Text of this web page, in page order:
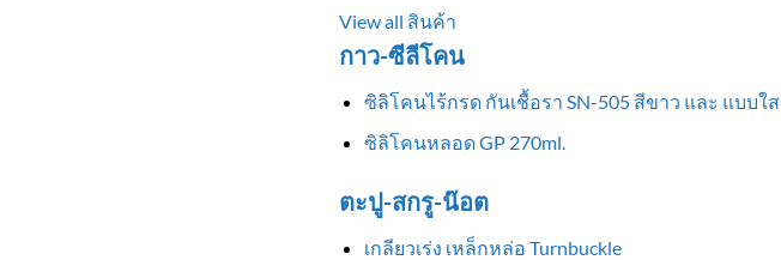
View all สินค้า
กาว-ซีลีโคน
ซิลิโคนไร้กรด กันเชื้อรา SN-505 สีขาว และ แบบใส
ซิลิโคนหลอด GP 270ml.
ตะปู-สกรู-น๊อต
เกลียวเร่ง เหล็กหล่อ Turnbuckle